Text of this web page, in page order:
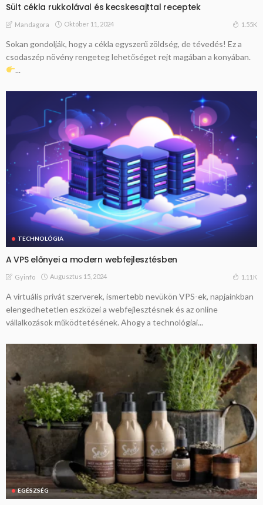
Sült cékla rukkolával és kecskesajttal receptek
Mandagora Október 11, 2024 1.55K
Sokan gondolják, hogy a cékla egyszerű zöldség, de tévedés! Ez a
csodaszép növény rengeteg lehetőséget rejt magában a konyában.
...
TECHNOLÓGIA
A VPS előnyei a modern webfejlesztésben
Gyinfo Augusztus 15, 2024 1.11K
A virtuális privát szerverek, ismertebb nevükön VPS-ek, napjainkban
elengedhetetlen eszközei a webfejlesztésnek és az online
vállalkozások működtetésének. Ahogy a technológiai...
EGÉSZSÉG